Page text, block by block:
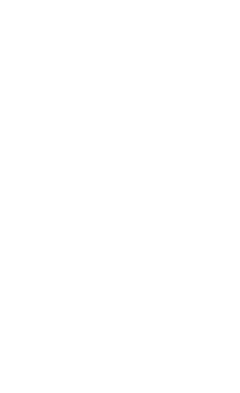
Questa varietà è stata coltivata
fin dall'inizio per adattarsi
alla produzone biologica. Le
con il marchio Bioverita
in quanto non ibride e si
quale alternativa alle sementi
commerciali.
Per questa varietà
della selezione di conservazione
di garantirne una alta qualità, la
conservata. Esse vengono
e selezionate in funzione
Così facendo le varietà vengono
e migliorate alle
I semi sono calibrati e